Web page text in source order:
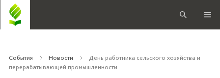
События Новости
День работника сельского хозяйства и
перерабатывающей промышленности